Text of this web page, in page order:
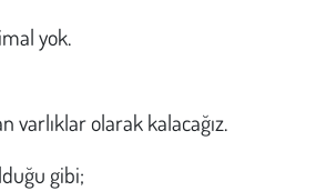
yok.
varlıklar olarak kalacağız.
gibi;